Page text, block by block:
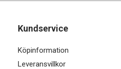
Kundservice
Köpinformation
Leveransvillkor